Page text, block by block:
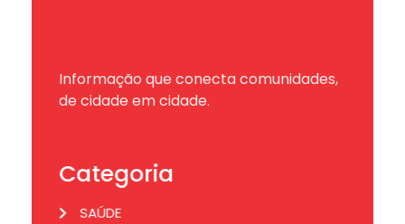
Informação que conecta comunidades,
de cidade em cidade.
Categoria
SAÚDE